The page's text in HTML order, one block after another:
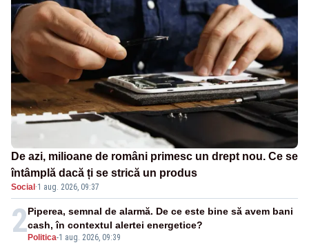
De azi, milioane de români primesc un drept nou. Ce se
întâmplă dacă ți se strică un produs
Social ·1 aug. 2026, 09:37
2 Politica-1 aug. 2026, 09:39
Piperea, semnal de alarmă. De ce este bine să avem bani
cash, în contextul alertei energetice?